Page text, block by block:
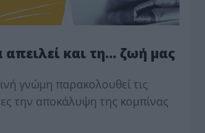
και τη… ζωή μας
γνώμη παρακολουθεί τις
την αποκάλυψη της κο­μπίνας